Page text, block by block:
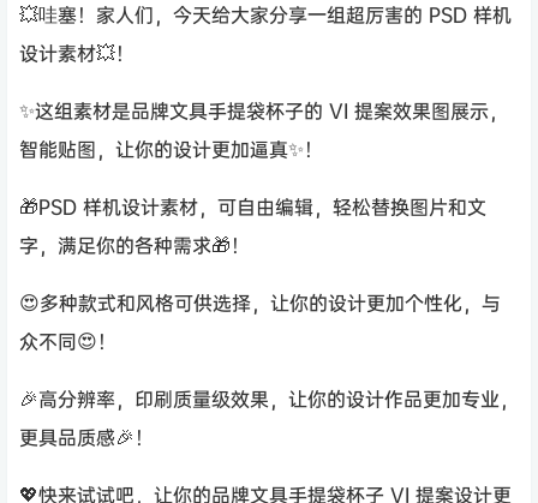
💥哇塞！家人们，今天给大家分享一组超厉害的 PSD 样机
设计素材💥！
✨这组素材是品牌文具手提袋杯子的 VI 提案效果图展示，
智能贴图，让你的设计更加逼真✨！
🎁PSD 样机设计素材，可自由编辑，轻松替换图片和文
字，满足你的各种需求🎁！
😍多种款式和风格可供选择，让你的设计更加个性化，与
众不同😍！
🎉高分辨率，印刷质量级效果，让你的设计作品更加专业，
更具品质感🎉！
💖快来试试吧，让你的品牌文具手提袋杯子 VI 提案设计更